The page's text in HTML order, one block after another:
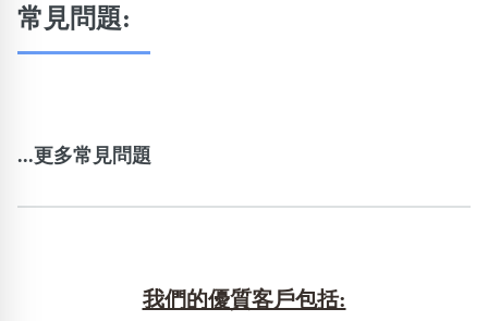
常見問題:
...更多常見問題
我們的優質客戶包括: